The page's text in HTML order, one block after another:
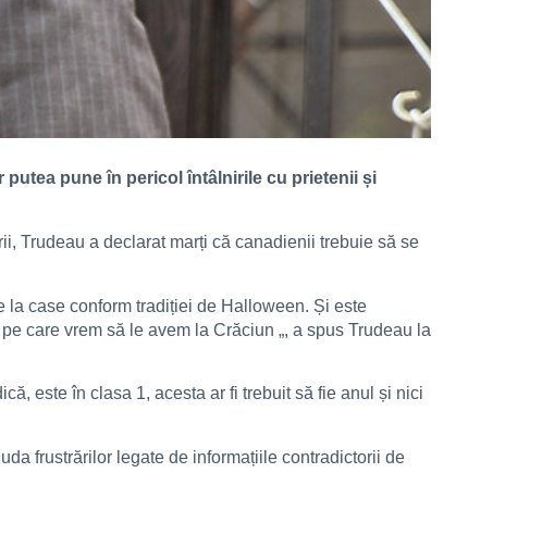
putea pune în pericol întâlnirile cu prietenii și
Trudeau a declarat marți că canadienii trebuie să se
la case conform tradiției de Halloween. Și este
care vrem să le avem la Crăciun „, a spus Trudeau la
este în clasa 1, acesta ar fi trebuit să fie anul și nici
frustrărilor legate de informațiile contradictorii de